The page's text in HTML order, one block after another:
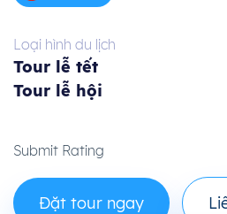
Loại hình du lịch
Tour lễ tết
Tour lễ hội
Submit Rating
Đặt tour ngay